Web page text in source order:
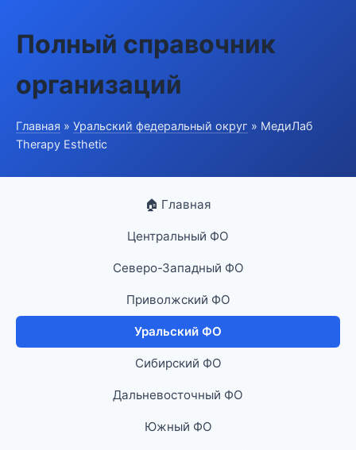
Полный справочник
организаций
Главная » Уральский федеральный округ » МедиЛаб
Therapy Esthetic
🏠 Главная
Центральный ФО
Северо-Западный ФО
Приволжский ФО
Уральский ФО
Сибирский ФО
Дальневосточный ФО
Южный ФО